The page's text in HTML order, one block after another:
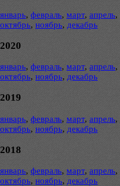
январь, февраль, март, апрель,
октябрь, ноябрь, декабрь
2020
январь, февраль, март, апрель,
октябрь, ноябрь, декабрь
2019
январь, февраль, март, апрель,
октябрь, ноябрь, декабрь
2018
январь, февраль, март, апрель,
октябрь, ноябрь, декабрь